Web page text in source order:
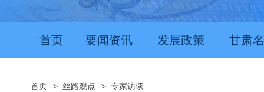
首页 要闻资讯 发展政策 甘肃
首页 > 丝路观点 > 专家访谈